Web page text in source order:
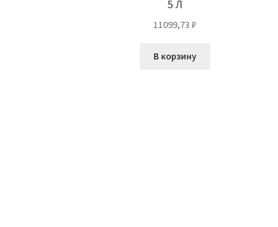
5 Л
11099,73₽
В корзину